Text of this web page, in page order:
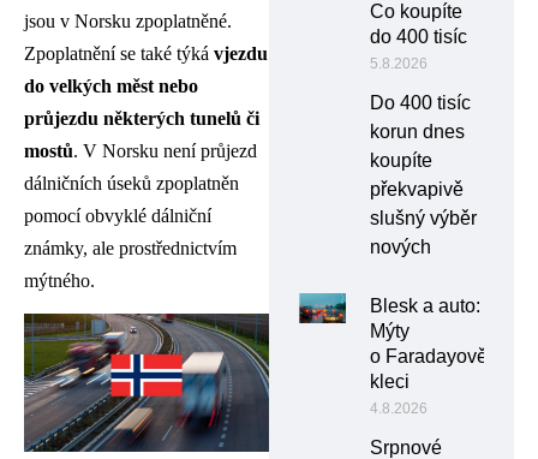
jsou v Norsku zpoplatněné.
Zpoplatnění se také týká vjezdu
do velkých měst nebo
průjezdu některých tunelů či
mostů. V Norsku není průjezd
dálničních úseků zpoplatněn
pomocí obvyklé dálniční
známky, ale prostřednictvím
mýtného.
Co koupíte
do 400 tisíc
5.8.2026
Do 400 tisíc
korun dnes
koupíte
překvapivě
slušný výběr
nových
Blesk a auto:
Mýty
o Faradayově
kleci
4.8.2026
Srpnové